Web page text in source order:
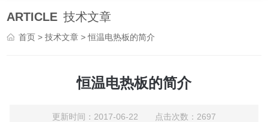
ARTICLE 技术文章
首页 >技术文章 > 恒温电热板的简介
恒温电热板的简介
更新时间：2017-06-22 点击次数：2697